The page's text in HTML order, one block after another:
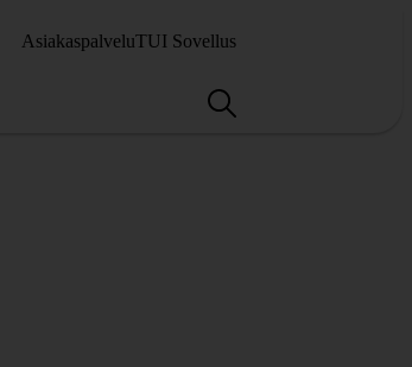
AsiakaspalveluTUI Sovellus